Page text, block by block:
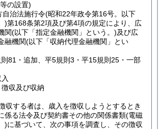
の設置)
自治法施行令(昭和22年政令第16号。以下
)第168条第2項及び第4項の規定により、広
関(以下「指定金融機関」という。)及び広
融機関(以下「収納代理金融機関」とい
81・追加、平5規則3・平15規則25・一部
徴収及び収納
収する者は、歳入を徴収しようとするとき
係る法令及び契約書その他の関係書類(電磁
)に基づいて、次の事項を調査し、その徴収